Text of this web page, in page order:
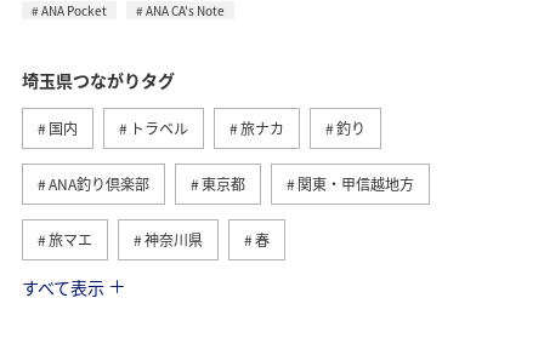
ANA Pocket
ANA CA's Note
埼玉県つながりタグ
国内 トラベル 旅ナカ 釣り
ANA釣り倶楽部 東京都 関東・甲信越地方
旅マエ 神奈川県 春
川 ANA Pocket
すべて表示